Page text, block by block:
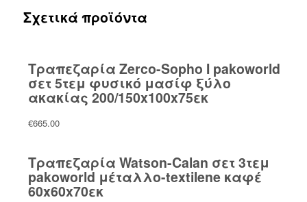
Σχετικά προϊόντα
Τραπεζαρία Zerco-Sopho I pakoworld
σετ 5τεμ φυσικό μασίφ ξύλο
ακακίας 200/150x100x75εκ
€665.00
Τραπεζαρία Watson-Calan σετ 3τεμ
pakoworld μέταλλο-textilene καφέ
60x60x70εκ